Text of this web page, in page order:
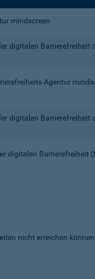
mindscreen
digitalen
Agentur
digitalen
digitalen Barrierefreiheit
nicht erreichen